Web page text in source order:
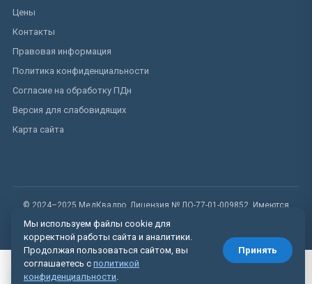
Цены
Контакты
Правовая информация
Политика конфиденциальности
Согласие на обработку ПДн
Версия для слабовидящих
Карта сайта
© 2024–2025 МедКвадро. Лицензия № ЛО-77-01-009852. Имеются
противопоказания.
Вызвать врача
Мы используем файлы cookie для
корректной работы сайта и аналитики.
Продолжая пользоваться сайтом, вы
соглашаетесь с политикой
конфиденциальности.
Принять